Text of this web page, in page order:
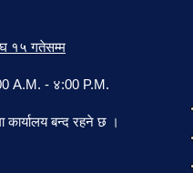
१५ गतेसम्म
A.M. - ४:00 P.M.
कार्यालय बन्द रहने छ ।